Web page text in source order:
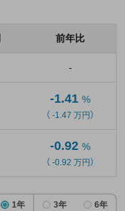
前年比
-
-1.41 %
（ -1.47 万円）
-0.92 %
（ -0.92 万円）
1年 3年 6年